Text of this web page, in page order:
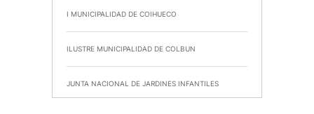
I MUNICIPALIDAD DE COIHUECO
ILUSTRE MUNICIPALIDAD DE COLBUN
JUNTA NACIONAL DE JARDINES INFANTILES